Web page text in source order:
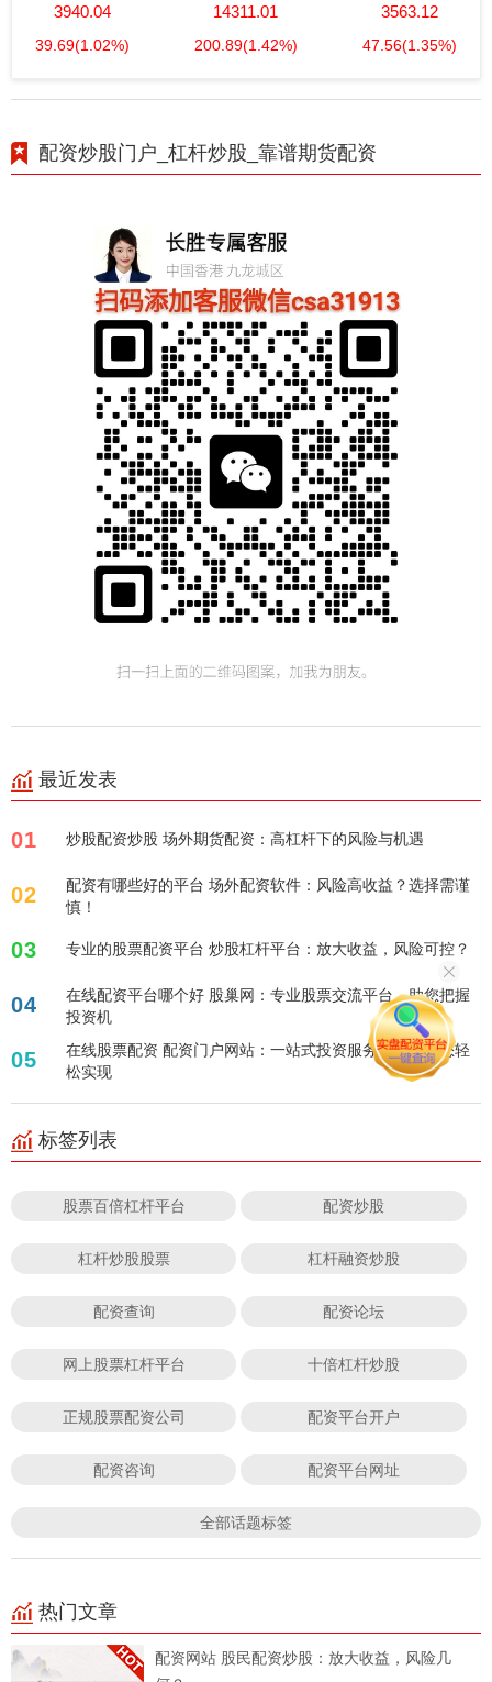
3940.04
39.69(1.02%)
14311.01
200.89(1.42%)
3563.12
47.56(1.35%)
配资炒股门户_杠杆炒股_靠谱期货配资
最近发表
01 炒股配资炒股 场外期货配资：高杠杆下的风险与机遇
02
配资有哪些好的平台 场外配资软件：风险高收益？选择需谨
慎！
03 专业的股票配资平台 炒股杠杆平台：放大收益，风险可控？
04
在线配资平台哪个好 股巢网：专业股票交流平台，助您把握
投资机
05
在线股票配资 配资门户网站：一站式投资服务平台，助您轻
松实现
标签列表
股票百倍杠杆平台 配资炒股
杠杆炒股股票 杠杆融资炒股
配资查询 配资论坛
网上股票杠杆平台 十倍杠杆炒股
正规股票配资公司 配资平台开户
配资咨询 配资平台网址
全部话题标签
热门文章
配资网站 股民配资炒股：放大收益，风险几